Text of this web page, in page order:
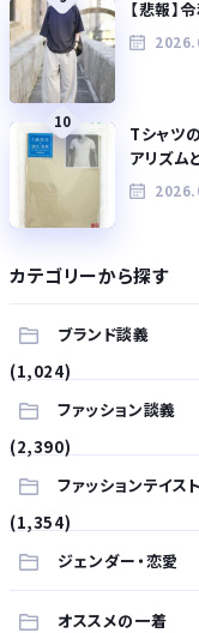
【悲報】
10
Tシャツ
アリズム
カテゴリーから探す
ブランド談義
(1,024)
ファッション談義
(2,390)
ファッションテイスト
(1,354)
ジェンダー・恋愛
オススメの一着